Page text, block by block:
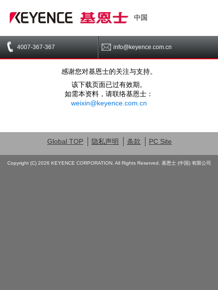
中国
4007-367-367 info@keyence.com.cn
感谢您对基恩士的关注与支持。
该下载页面已过有效期。
如需本资料，请联络基恩士：
weixin@keyence.com.cn
Global TOP 隐私声明 条款 PC Site
Copyright (C) 2026 KEYENCE CORPORATION. All Rights Reserved. 基恩士 (中国) 有限公司